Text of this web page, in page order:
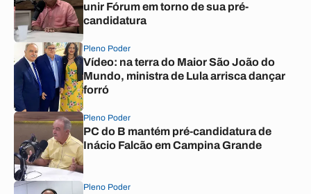
unir Fórum em torno de sua pré-
candidatura
Pleno Poder
Vídeo: na terra do Maior São João do
Mundo, ministra de Lula arrisca dançar
forró
Pleno Poder
PC do B mantém pré-candidatura de
Inácio Falcão em Campina Grande
Pleno Poder